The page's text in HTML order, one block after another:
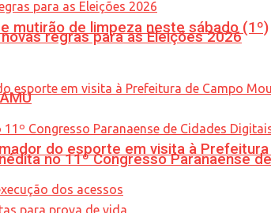
mutirão de limpeza neste sábado (1º)
do esporte em visita à
regras para as Eleições 2026
no 11º Congresso Paranaense